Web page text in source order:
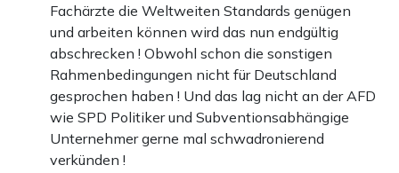
Fachärzte die Weltweiten Standards genügen
und arbeiten können wird das nun endgültig
abschrecken ! Obwohl schon die sonstigen
Rahmenbedingungen nicht für Deutschland
gesprochen haben ! Und das lag nicht an der AFD
wie SPD Politiker und Subventionsabhängige
Unternehmer gerne mal schwadronierend
verkünden !